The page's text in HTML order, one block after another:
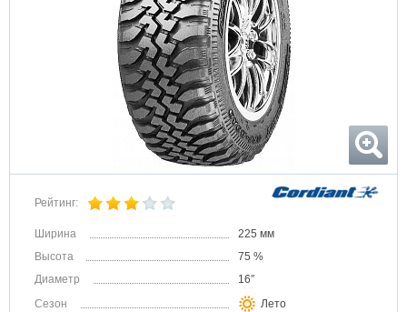
Рейтинг:
Ширина
225 мм
Высота
75 %
Диаметр
16″
Сезон
Лето